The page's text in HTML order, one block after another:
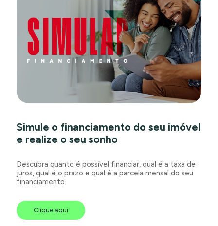
Simule o financiamento do seu imóvel
e realize o seu sonho
Descubra quanto é possível financiar, qual é a taxa de
juros, qual é o prazo e qual é a parcela mensal do seu
financiamento.
Clique aqui